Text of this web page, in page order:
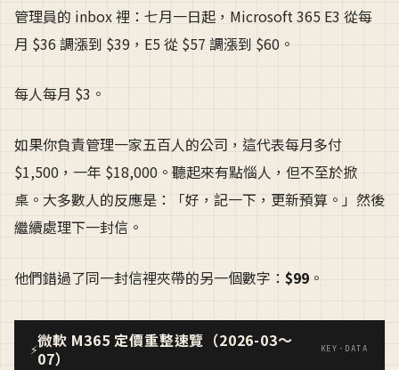
管理員的 inbox 裡：七月一日起，Microsoft 365 E3 從每
月 $36 調漲到 $39，E5 從 $57 調漲到 $60。
每人每月 $3。
如果你負責管理一家五百人的公司，這代表每月多付
$1,500，一年 $18,000。聽起來有點惱人，但不至於掀
桌。大多數人的反應是：「好，記一下，更新預算。」然後
繼續處理下一封信。
他們錯過了同一封信裡夾帶的另一個數字： $99 。
⚡微軟 M365 定價重整速覽（2026-03～
07）
KEY·DATA